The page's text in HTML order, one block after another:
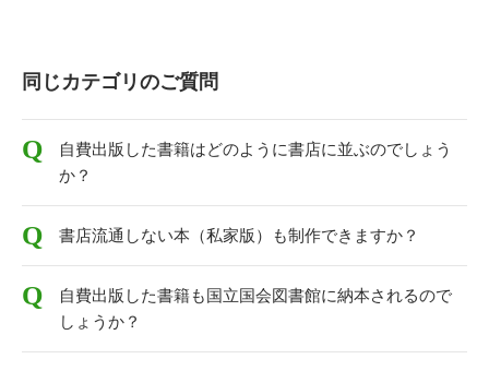
同じカテゴリのご質問
自費出版した書籍はどのように書店に並ぶのでしょう
か？
書店流通しない本（私家版）も制作できますか？
自費出版した書籍も国立国会図書館に納本されるので
しょうか？